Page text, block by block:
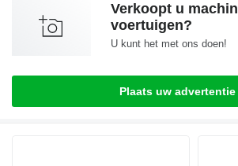
Verkoopt u
voertuigen?
U kunt het met ons doen!
Plaats uw advertentie